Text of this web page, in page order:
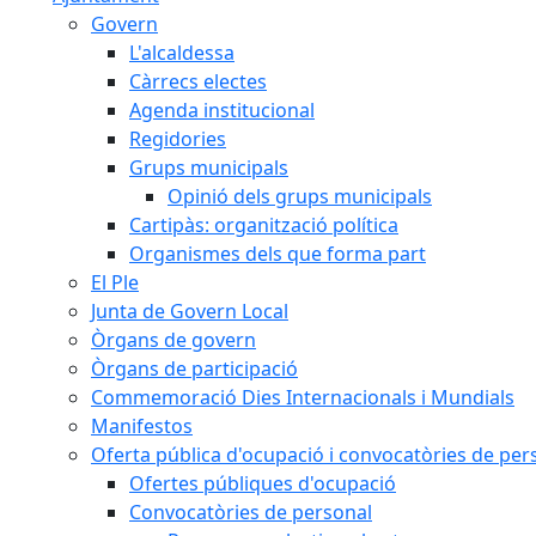
Govern
L'alcaldessa
Càrrecs electes
Agenda institucional
Regidories
Grups municipals
Opinió dels grups municipals
Cartipàs: organització política
Organismes dels que forma part
El Ple
Junta de Govern Local
Òrgans de govern
Òrgans de participació
Commemoració Dies Internacionals i Mundials
Manifestos
Oferta pública d'ocupació i convocatòries de
Ofertes públiques d'ocupació
Convocatòries de personal